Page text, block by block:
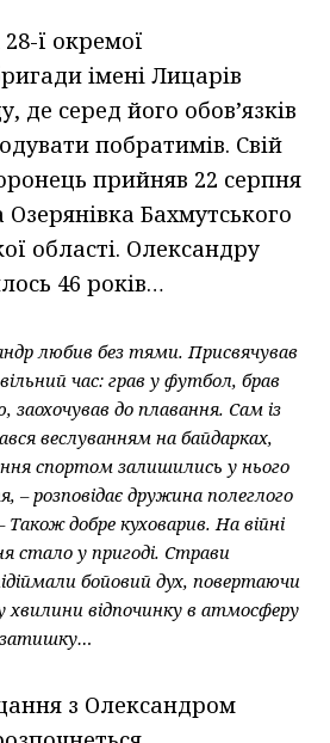
ї окремої
імені Лицарів
де серед його обов’язків
побратимів. Свій
прийняв 22 серпня
Бахмутського
області. Олександру
46 років…
любив без тями. Присвячував
вільний час: грав у футбол, брав
заохочував до плавання. Сам із
веслуванням на байдарках,
спортом залишились у нього
– розповідає дружина полеглого
Також добре куховарив. На війні
стало у пригоді. Страви
бойовий дух, повертаючи
хвилини відпочинку в атмосферу
з Олександром